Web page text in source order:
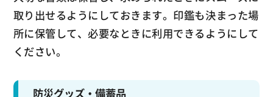
取り出せるようにしておきます。印鑑も決まった場
所に保管して、必要なときに利用できるようにして
ください。
防災グッズ・備蓄品